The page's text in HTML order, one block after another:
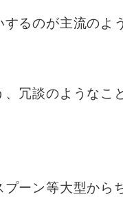
るのが主流の
、冗談のような
ーン等大型か